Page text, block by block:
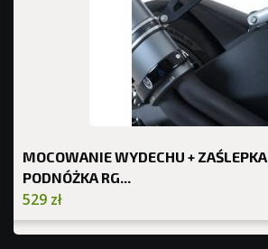
MOCOWANIE WYDECHU + ZAŚLEPKA
PODNÓŻKA RG...
529 zł